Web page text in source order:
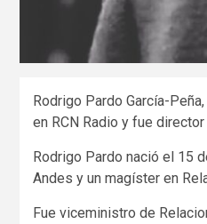
Rodrigo Pardo García-
en RCN Radio y fue
Rodrigo Pardo nació el 15
Andes y un magíster en
Fue viceministro de